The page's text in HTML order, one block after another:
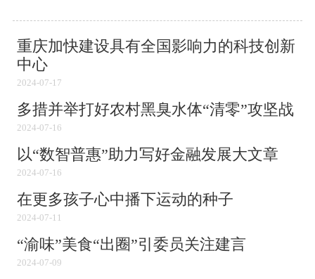
重庆加快建设具有全国影响力的科技创新
中心
2024-07-17
多措并举打好农村黑臭水体“清零”攻坚战
2024-07-16
以“数智普惠”助力写好金融发展大文章
2024-07-16
在更多孩子心中播下运动的种子
2024-07-11
“渝味”美食“出圈”引委员关注建言
2024-07-09